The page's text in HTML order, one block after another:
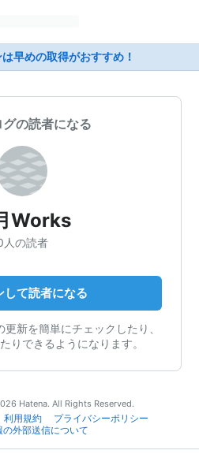
早めの取得がおすすめ！
グの読者になる
Works
人の読者
して読者になる
新を簡単にチェックしたり、
りできるようになります。
Hatena. All Rights Reserved.
利用規約
プライバシーポリシー
の外部送信について